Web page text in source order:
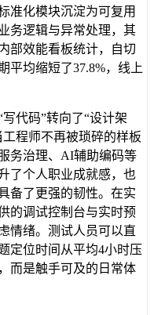
准化模块沉淀为可复用
务逻辑与异常处理，其
部效能看板统计，自切
平均缩短了37.8%，线上
代码”转向了“设计架
程师不再被琐碎的样板
务治理、AI辅助编码等
了个人职业成就感，也
备了更强的韧性。在实
的调试控制台与实时预
情绪。测试人员可以直
定位时间从平均4小时压
而是触手可及的日常体